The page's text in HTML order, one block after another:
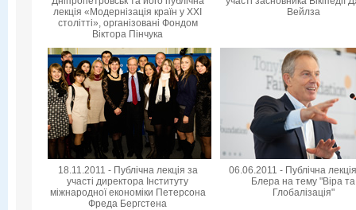
лекція «Модернізація країн у XXI
столітті», організовані Фондом
Віктора Пінчука
Вейлза
18.11.2011 - Публічна лекція за
участі директора Інституту
міжнародної економіки Петерсона
Фреда Бергстена
06.06.2011 - Публічна
Блера на тему "Віра та
Глобалізація"